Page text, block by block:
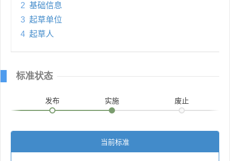
2 基础信息
3 起草单位
4 起草人
标准状态
发布 实施 废止
当前标准